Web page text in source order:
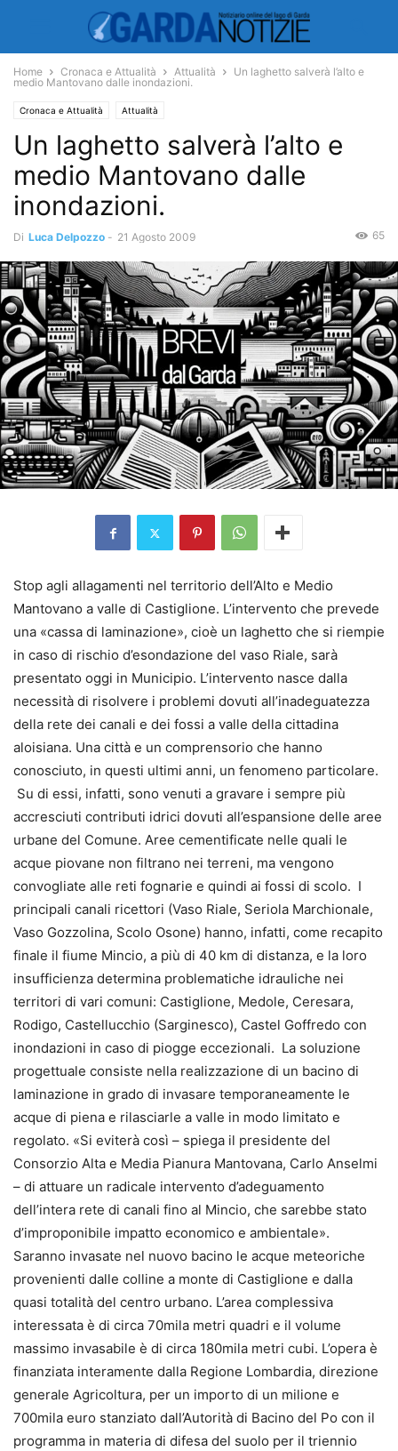
Home Cronaca e Attualità Attualità
Un laghetto salverà l’alto e
medio Mantovano dalle inondazioni.
Cronaca e Attualità Attualità
Un laghetto salverà l’alto e
medio Mantovano dalle
inondazioni.
Di Luca Delpozzo - 21 Agosto 2009 65
Stop agli allagamenti nel territorio dell’Alto e Medio
Mantovano a valle di Castiglione. L’intervento che prevede
una «cassa di laminazione», cioè un laghetto che si riempie
in caso di rischio d’esondazione del vaso Riale, sarà
presentato oggi in Municipio. L’intervento nasce dalla
necessità di risolvere i problemi dovuti all’inadeguatezza
della rete dei canali e dei fossi a valle della cittadina
aloisiana. Una città e un comprensorio che hanno
conosciuto, in questi ultimi anni, un fenomeno particolare.
Su di essi, infatti, sono venuti a gravare i sempre più
accresciuti contributi idrici dovuti all’espansione delle aree
urbane del Comune. Aree cementificate nelle quali le
acque piovane non filtrano nei terreni, ma vengono
convogliate alle reti fognarie e quindi ai fossi di scolo. I
principali canali ricettori (Vaso Riale, Seriola Marchionale,
Vaso Gozzolina, Scolo Osone) hanno, infatti, come recapito
finale il fiume Mincio, a più di 40 km di distanza, e la loro
insufficienza determina problematiche idrauliche nei
territori di vari comuni: Castiglione, Medole, Ceresara,
Rodigo, Castellucchio (Sarginesco), Castel Goffredo con
inondazioni in caso di piogge eccezionali. La soluzione
progettuale consiste nella realizzazione di un bacino di
laminazione in grado di invasare temporaneamente le
acque di piena e rilasciarle a valle in modo limitato e
regolato. «Si eviterà così – spiega il presidente del
Consorzio Alta e Media Pianura Mantovana, Carlo Anselmi
– di attuare un radicale intervento d’adeguamento
dell’intera rete di canali fino al Mincio, che sarebbe stato
d’improponibile impatto economico e ambientale».
Saranno invasate nel nuovo bacino le acque meteoriche
provenienti dalle colline a monte di Castiglione e dalla
quasi totalità del centro urbano. L’area complessiva
interessata è di circa 70mila metri quadri e il volume
massimo invasabile è di circa 180mila metri cubi. L’opera è
finanziata interamente dalla Regione Lombardia, direzione
generale Agricoltura, per un importo di un milione e
700mila euro stanziato dall’Autorità di Bacino del Po con il
programma in materia di difesa del suolo per il triennio